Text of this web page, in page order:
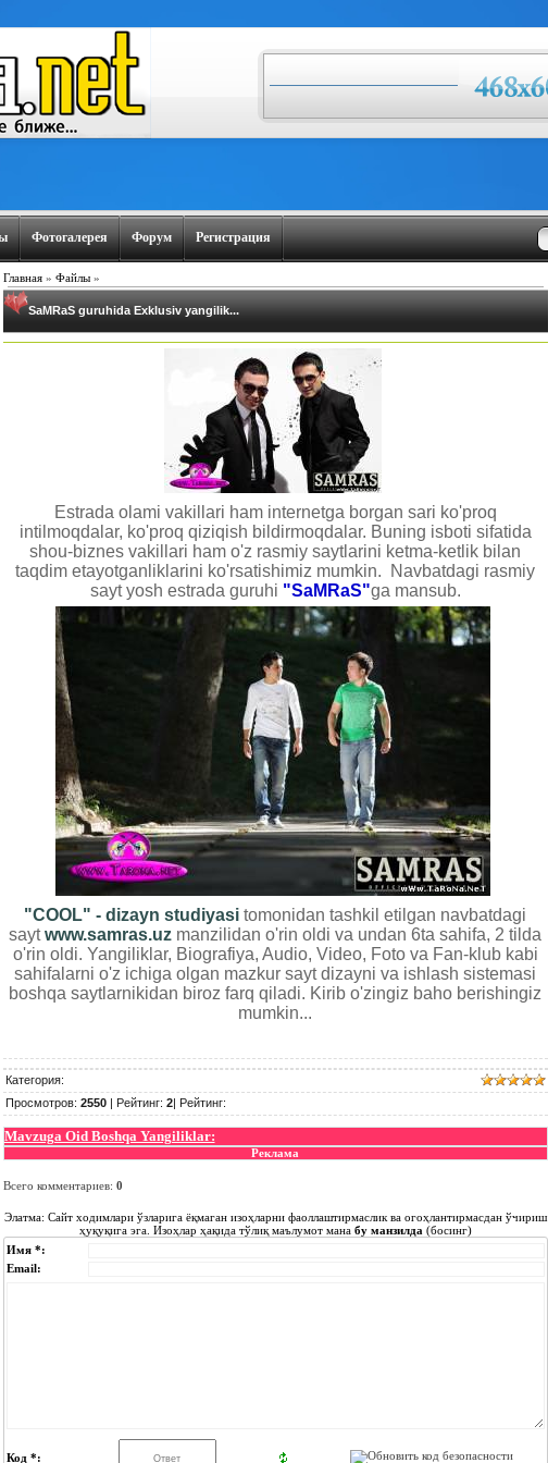
Фотогалерея Форум Регистрация
Главная» Файлы»
SaMRaS guruhida Exklusiv yangilik...
Estrada olami vakillari ham internetga borgan sari ko'proq
intilmoqdalar, ko'proq qiziqish bildirmoqdalar. Buning isboti sifatida
shou-biznes vakillari ham o'z rasmiy saytlarini ketma-ketlik bilan
taqdim etayotganliklarini ko'rsatishimiz mumkin.
Navbatdagi rasmiy
sayt yosh estrada guruhi "SaMRaS"ga mansub.
"COOL" - dizayn studiyasi tomonidan tashkil etilgan navbatdagi
saytwww.samras.uz manzilidan o'rin oldi va undan 6ta sahifa, 2 tilda
o'rin oldi. Yangiliklar, Biografiya, Audio, Video, Foto va Fan-klub kabi
sahifalarni o'z ichiga olgan mazkur sayt dizayni va ishlash sistemasi
boshqa saytlarnikidan biroz farq qiladi. Kirib o'zingiz baho berishingiz
mumkin...
Категория:
Просмотров: 2550| Рейтинг: 2| Рейтинг:
Mavzuga Oid Boshqa Yangiliklar:
Реклама
Всего комментариев: 0
Элатма: Сайт ходимлари ўзларига ёқмаган изоҳларни фаоллаштирмаслик ва огоҳлантирмасдан ўчириш
ҳуқуқига эга. Изоҳлар ҳақида тўлиқ маълумот манабу манзилда (босинг)
Имя *:
Email:
Код *: